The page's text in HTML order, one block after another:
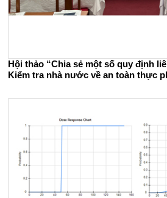
Hội thảo “Chia sẻ một số quy định
Kiểm tra nhà nước về an toàn thực